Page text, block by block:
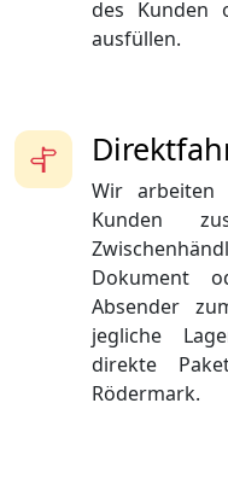
des Kunden
ausfüllen.
Wir arbeiten
Kunden
Dokument
Absender
jegliche
direkte
Rödermark.